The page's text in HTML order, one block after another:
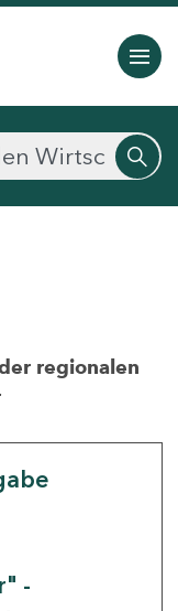
regionalen
-